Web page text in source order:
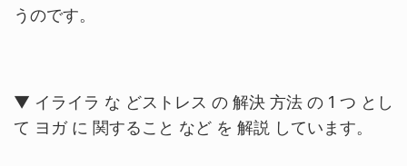
うのです。
▼ イライラ な どストレス の 解決 方法 の 1 つ とし
て ヨガ に 関すること など を 解説 しています。